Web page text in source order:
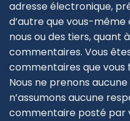
adresse électronique,
d’autre que vous-même
nous ou des tiers, quant
commentaires. Vous
commentaires que vous
Nous ne prenons
n’assumons aucune
commentaire posté par